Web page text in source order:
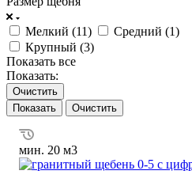
Мелкий (11) Средний (1)
Крупный (3)
Показать все
Показать:
Очистить
Очистить
мин. 20 м3